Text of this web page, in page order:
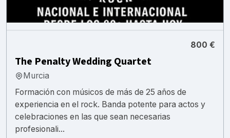
800 €
The Penalty Wedding Quartet
Murcia
Formación con músicos de más de 25 años de
experiencia en el rock. Banda potente para actos y
celebraciones en las que sean necesarias
profesionali...